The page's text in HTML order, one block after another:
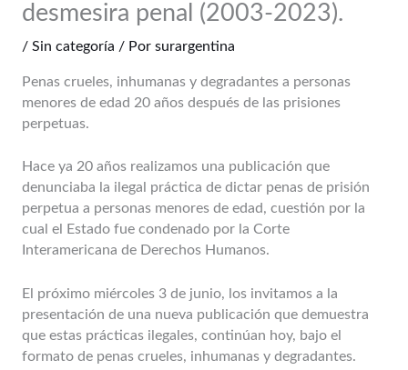
desmesira penal (2003-2023).
/ Sin categoría / Por surargentina
Penas crueles, inhumanas y degradantes a personas
menores de edad 20 años después de las prisiones
perpetuas.
Hace ya 20 años realizamos una publicación que
denunciaba la ilegal práctica de dictar penas de prisión
perpetua a personas menores de edad, cuestión por la
cual el Estado fue condenado por la Corte
Interamericana de Derechos Humanos.
El próximo miércoles 3 de junio, los invitamos a la
presentación de una nueva publicación que demuestra
que estas prácticas ilegales, continúan hoy, bajo el
formato de penas crueles, inhumanas y degradantes.